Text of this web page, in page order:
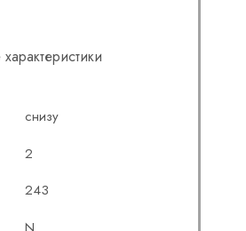
снизу
2
243